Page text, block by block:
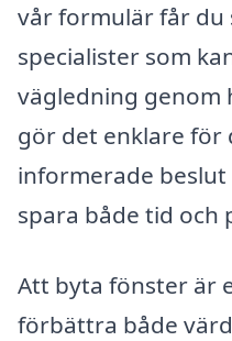
vår formulär får du
specialister som
vägledning genom
gör det enklare för
informerade
spara både tid och
Att byta fönster är
förbättra både